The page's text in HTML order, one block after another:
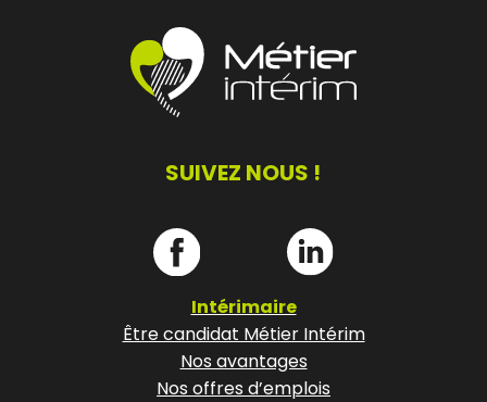
SUIVEZ NOUS !
Intérimaire
Être candidat Métier Intérim
Nos avantages
Nos offres d’emplois